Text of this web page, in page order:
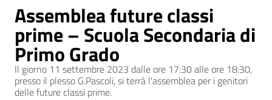
Assemblea future classi
prime – Scuola Secondaria di
Primo Grado
Il giorno 11 settembre 2023 dalle ore 17:30 alle ore 18:30,
presso il plesso G.Pascoli, si terrà l'assemblea per i genitori
delle future classi prime.